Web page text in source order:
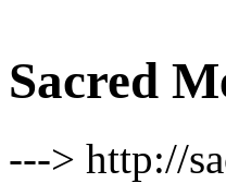
Sacred
---> http://